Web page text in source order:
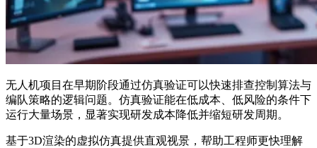
无人机项目在早期阶段通过仿真验证可以快速排查控制算法与
编队策略的逻辑问题。仿真验证能在低成本、低风险的条件下
运行大量场景，显著实现研发成本降低并缩短研发周期。
基于3D渲染的虚拟仿真提供直观视景，帮助工程师更快理解